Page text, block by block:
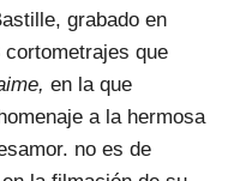
grabado en
que
en la que
a la hermosa
no es de